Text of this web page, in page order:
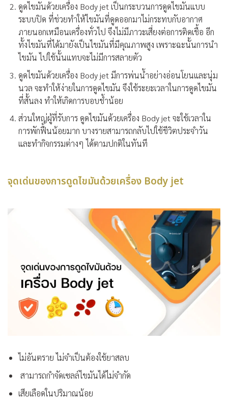
ดูดไขมันด้วยเครื่อง Body jet เป็นกระบวนการดูดไขมันแบบ
ระบบปิด ที่ช่วยทำให้ไขมันที่ดูดออกมาไม่กระทบกับอากาศ
ภายนอกเหมือนเครื่องทั่วไป จึงไม่มีภาวะเสี่ยงต่อการติดเชื้อ อีก
ทั้งไขมันที่ได้มายังเป็นไขมันที่มีคุณภาพสูง เพราะฉะนั้นการนำ
ไขมัน ไปใช้นั้นแทบจะไม่มีการสลายตัว
ดูดไขมันด้วยเครื่อง Body jet มีการพ่นน้ำอย่างอ่อนโยนและนุ่ม
นวล จะทำให้ง่ายในการดูดไขมัน จึงใช้ระยะเวลาในการดูดไขมัน
ที่สั้นลง ทำให้เกิดการบอบช้ำน้อย
ส่วนใหญ่ผู้ที่รับการ ดูดไขมันด้วยเครื่อง Body jet จะใช้เวลาใน
การพักฟื้นน้อยมาก บางรายสามารถกลับไปใช้ชีวิตประจำวัน
และทำกิจกรรมต่างๆ ได้ตามปกติในทันที
จุดเด่นของการดูดไขมันด้วยเครื่อง Body jet
ไม่อันตราย ไม่จำเป็นต้องใช้ยาสลบ
สามารถกำจัดเซลล์ไขมันได้ไม่จำกัด
เสียเลือดในปริมาณน้อย